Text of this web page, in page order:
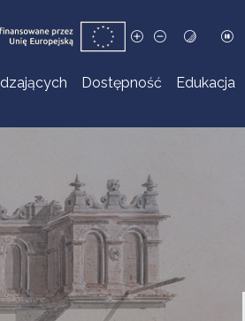
Dostępność Edukacja